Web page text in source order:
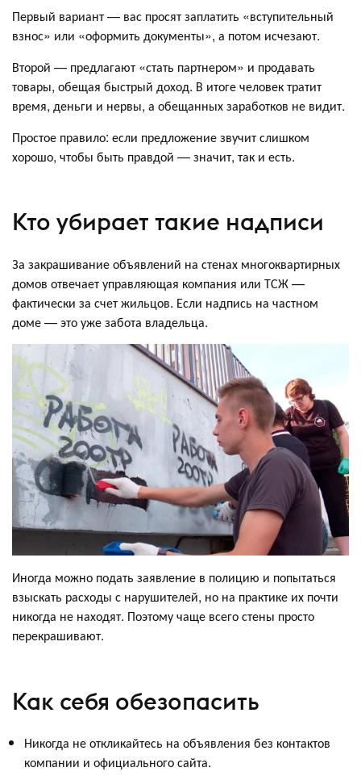
Первый вариант — вас просят заплатить «вступительный
взнос» или «оформить документы», а потом исчезают.
Второй — предлагают «стать партнером» и продавать
товары, обещая быстрый доход. В итоге человек тратит
время, деньги и нервы, а обещанных заработков не видит.
Простое правило: если предложение звучит слишком
хорошо, чтобы быть правдой — значит, так и есть.
Кто убирает такие надписи
За закрашивание объявлений на стенах многоквартирных
домов отвечает управляющая компания или ТСЖ —
фактически за счет жильцов. Если надпись на частном
доме — это уже забота владельца.
Иногда можно подать заявление в полицию и попытаться
взыскать расходы с нарушителей, но на практике их почти
никогда не находят. Поэтому чаще всего стены просто
перекрашивают.
Как себя обезопасить
Никогда не откликайтесь на объявления без контактов
компании и официального сайта.